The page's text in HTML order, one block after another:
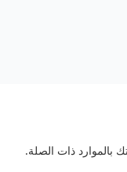
ذات الصلة.